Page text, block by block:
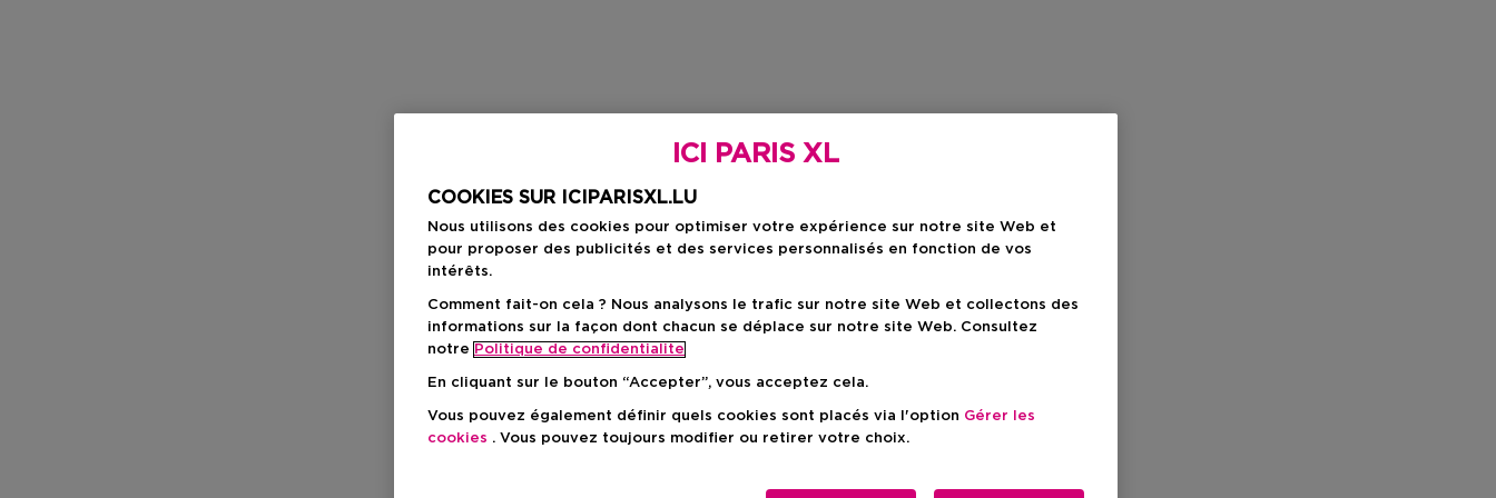
ICI PARIS XL
COOKIES SUR ICIPARISXL.LU
Nous utilisons des cookies pour optimiser votre expérience sur notre site Web et
pour proposer des publicités et des services personnalisés en fonction de vos
intérêts.
Comment fait-on cela ? Nous analysons le trafic sur notre site Web et collectons des
informations sur la façon dont chacun se déplace sur notre site Web. Consultez
notre Politique de confidentialite
En cliquant sur le bouton “Accepter”, vous acceptez cela.
Vous pouvez également définir quels cookies sont placés via l'option Gérer les
cookies . Vous pouvez toujours modifier ou retirer votre choix.